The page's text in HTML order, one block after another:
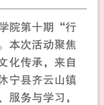
院第十期“行
本次活动聚焦
化传承，来自
宁县齐云山镇
服务与学习，